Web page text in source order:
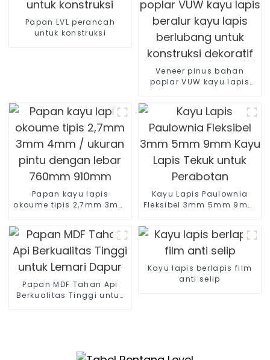
Papan LVL perancah
untuk konstruksi
Veneer pinus bahan
poplar VUW kayu lapis
konstruksi dekoratif
Papan kayu lapis
okoume tipis 2,7mm 3mm
910mm
Kayu Lapis Paulownia
Fleksibel 3mm 5mm 9mm
Papan MDF Tahan Api
Berkualitas Tinggi untuk
Kayu lapis berlapis film
anti selip